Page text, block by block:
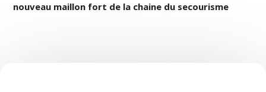
nouveau maillon fort de la chaine du secourisme